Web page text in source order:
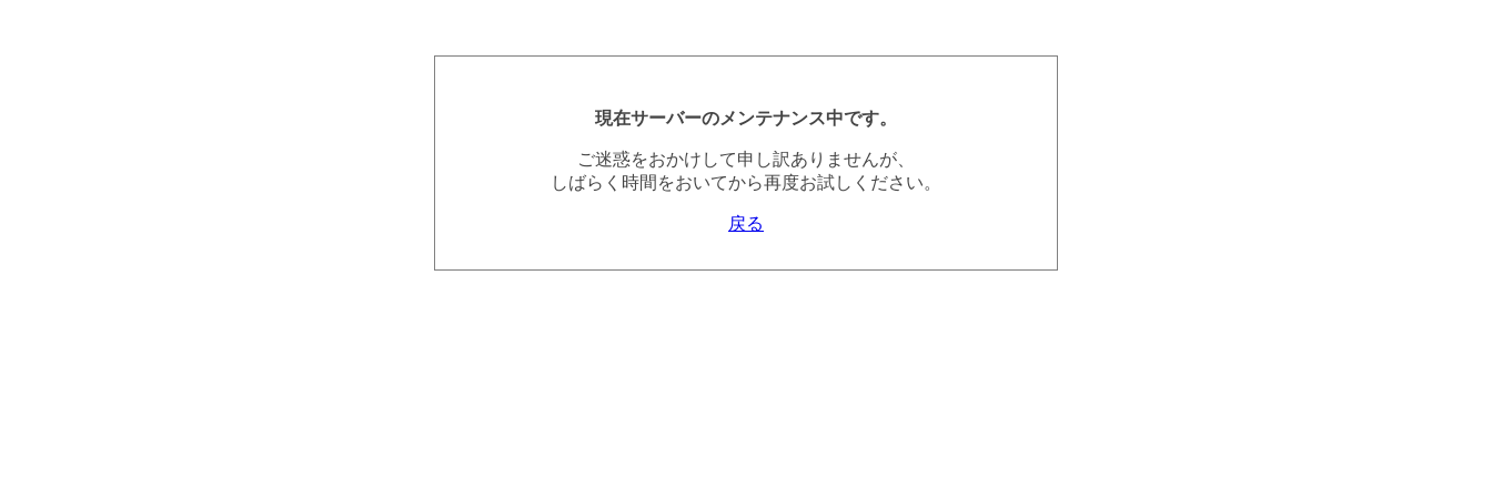
現在サーバーのメンテナンス中です。
ご迷惑をおかけして申し訳ありませんが、
しばらく時間をおいてから再度お試しください。
戻る